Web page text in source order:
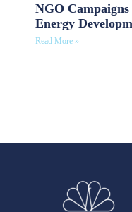
NGO
Energy
Read More »